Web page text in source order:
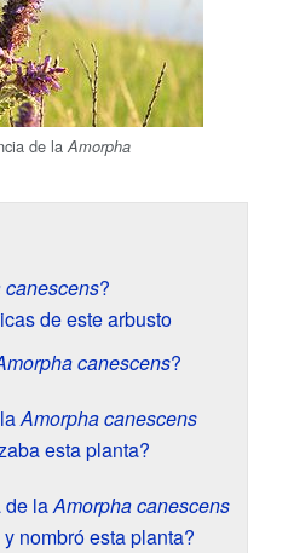
de laAmorpha
canescens?
de este arbusto
canescens?
laAmorpha canescens
esta planta?
de laAmorpha canescens
nombró esta planta?